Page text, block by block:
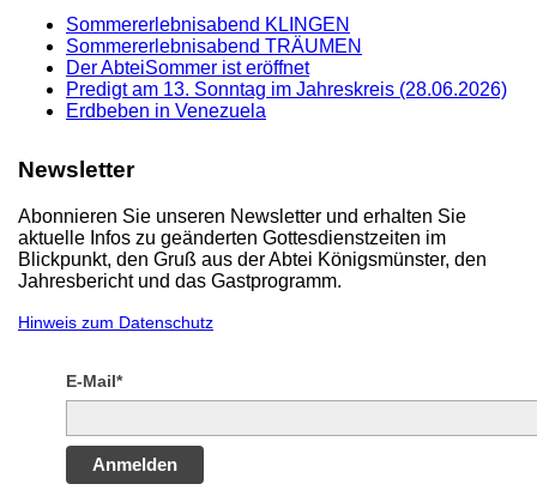
Sommererlebnisabend KLINGEN
Sommererlebnisabend TRÄUMEN
Der AbteiSommer ist eröffnet
Predigt am 13. Sonntag im Jahreskreis (28.06.2026)
Erdbeben in Venezuela
Newsletter
Abonnieren Sie unseren Newsletter und erhalten Sie
aktuelle Infos zu geänderten Gottesdienstzeiten im
Blickpunkt, den Gruß aus der Abtei Königsmünster, den
Jahresbericht und das Gastprogramm.
Hinweis zum Datenschutz
E-Mail*
Anmelden